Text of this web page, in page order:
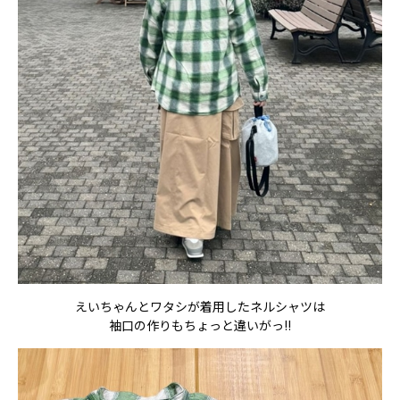
えいちゃんとワタシが着用したネルシャツは
袖口の作りもちょっと違いがっ!!